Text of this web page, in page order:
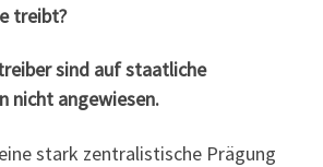
treibt?
sind auf staatliche
nicht angewiesen.
stark zentralistische Prägung